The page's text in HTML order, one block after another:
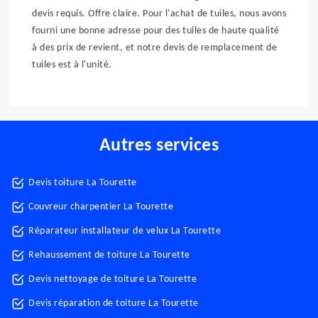
devis requis. Offre claire. Pour l'achat de tuiles, nous avons
fourni une bonne adresse pour des tuiles de haute qualité
à des prix de revient, et notre devis de remplacement de
tuiles est à l'unité.
Autres services
Devis toiture La Tourette
Couvreur charpentier La Tourette
Réparateur installateur de velux La Tourette
Rehaussement de toiture La Tourette
Devis nettoyage de toiture La Tourette
Devis réparation de toiture La Tourette